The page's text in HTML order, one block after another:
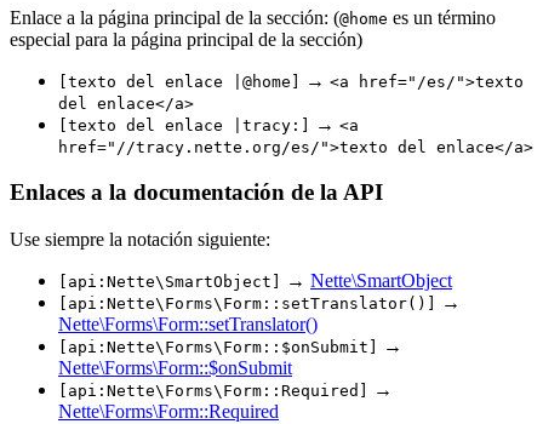
Enlace a la página principal de la sección: (@home es un término
especial para la página principal de la sección)
[texto del enlace |@home] → <a href="/es/">texto
del enlace</a>
[texto del enlace |tracy:]
→ <a
href="//tracy.nette.org/es/">texto del enlace</a>
Enlaces a la documentación de la API
Use siempre la notación siguiente:
[api:Nette\SmartObject] → Nette\SmartObject
[api:Nette\Forms\Form::setTranslator()]
→
Nette\Forms\Form::setTranslator()
[api:Nette\Forms\Form::$onSubmit]
→
Nette\Forms\Form::$onSubmit
[api:Nette\Forms\Form::Required]
→
Nette\Forms\Form::Required